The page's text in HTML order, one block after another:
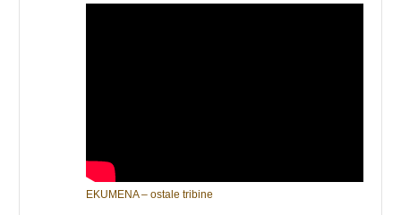
EKUMENA – ostale tribine